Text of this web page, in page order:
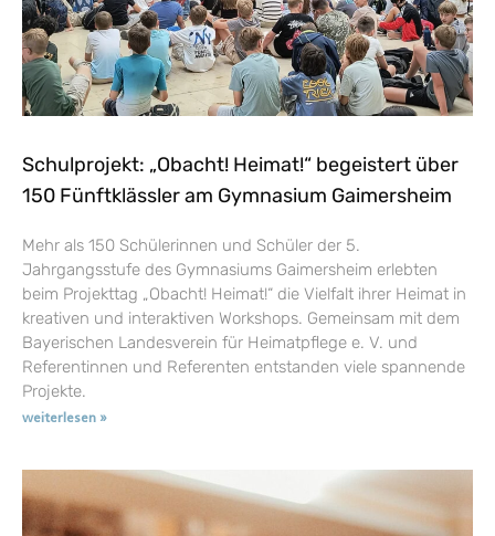
Schulprojekt: „Obacht! Heimat!“ begeistert über
150 Fünftklässler am Gymnasium Gaimersheim
Mehr als 150 Schülerinnen und Schüler der 5.
Jahrgangsstufe des Gymnasiums Gaimersheim erlebten
beim Projekttag „Obacht! Heimat!“ die Vielfalt ihrer Heimat in
kreativen und interaktiven Workshops. Gemeinsam mit dem
Bayerischen Landesverein für Heimatpflege e. V. und
Referentinnen und Referenten entstanden viele spannende
Projekte.
weiterlesen »